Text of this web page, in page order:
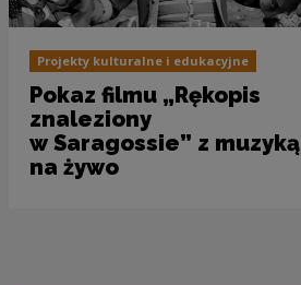
Projekty kulturalne i edukacyjne
Pokaz filmu „Rękopis
znaleziony
w Saragossie” z muzyką
na żywo